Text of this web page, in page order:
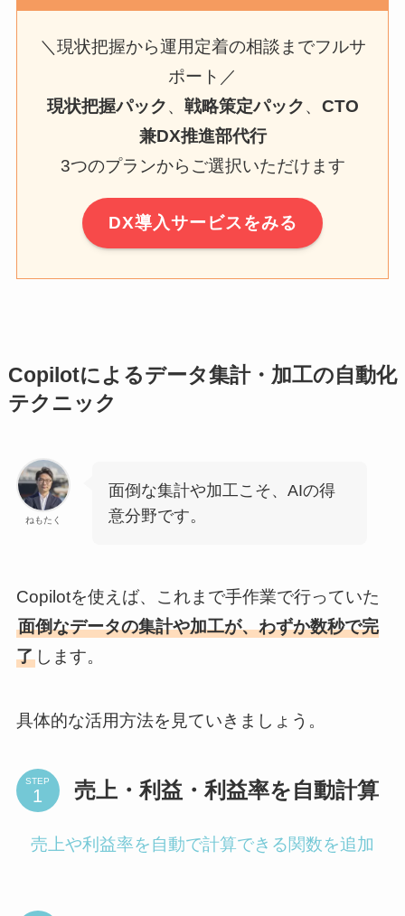
＼現状把握から運用定着の相談までフルサ
ポート／
現状把握パック、 戦略策定パック、 CTO
兼DX推進部代行
3つのプランからご選択いただけます
DX導入サービスをみる
Copilotによるデータ集計・加工の自動化
テクニック
ねもたく
面倒な集計や加工こそ、AIの得
意分野です。
Copilotを使えば、これまで手作業で行っていた
面倒なデータの集計や加工が、わずか数秒で完
了します。
具体的な活用方法を見ていきましょう。
STEP 売上・利益・利益率を自動計算
売上や利益率を自動で計算できる関数を追加